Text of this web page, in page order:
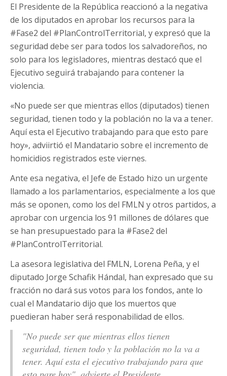
El Presidente de la República reaccionó a la negativa
de los diputados en aprobar los recursos para la
#Fase2 del #PlanControlTerritorial, y expresó que la
seguridad debe ser para todos los salvadoreños, no
solo para los legisladores, mientras destacó que el
Ejecutivo seguirá trabajando para contener la
violencia.
«No puede ser que mientras ellos (diputados) tienen
seguridad, tienen todo y la población no la va a tener.
Aquí esta el Ejecutivo trabajando para que esto pare
hoy», adviirtió el Mandatario sobre el incremento de
homicidios registrados este viernes.
Ante esa negativa, el Jefe de Estado hizo un urgente
llamado a los parlamentarios, especialmente a los que
más se oponen, como los del FMLN y otros partidos, a
aprobar con urgencia los 91 millones de dólares que
se han presupuestado para la #Fase2 del
#PlanControlTerritorial.
La asesora legislativa del FMLN, Lorena Peña, y el
diputado Jorge Schafik Hándal, han expresado que su
fracción no dará sus votos para los fondos, ante lo
cual el Mandatario dijo que los muertos que
puedieran haber será responabilidad de ellos.
"No puede ser que mientras ellos tienen
seguridad, tienen todo y la población no la va a
tener. Aquí esta el ejecutivo trabajando para que